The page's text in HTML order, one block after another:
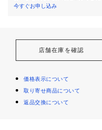
今すぐお申し込み
店舗在庫を確認
価格表示について
取り寄せ商品について
返品交換について